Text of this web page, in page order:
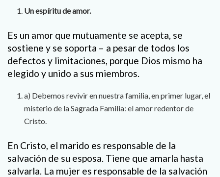
Un espíritu de amor.
Es un amor que mutuamente se acepta, se
sostiene y se soporta – a pesar de todos los
defectos y limitaciones, porque Dios mismo ha
elegido y unido a sus miembros.
a) Debemos revivir en nuestra familia, en primer lugar, el
misterio de la Sagrada Familia: el amor redentor de
Cristo.
En Cristo, el marido es responsable de la
salvación de su esposa. Tiene que amarla hasta
salvarla. La mujer es responsable de la salvación